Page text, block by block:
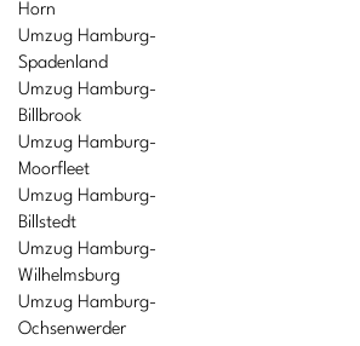
Horn
Umzug Hamburg-
Spadenland
Umzug Hamburg-
Billbrook
Umzug Hamburg-
Moorfleet
Umzug Hamburg-
Billstedt
Umzug Hamburg-
Wilhelmsburg
Umzug Hamburg-
Ochsenwerder